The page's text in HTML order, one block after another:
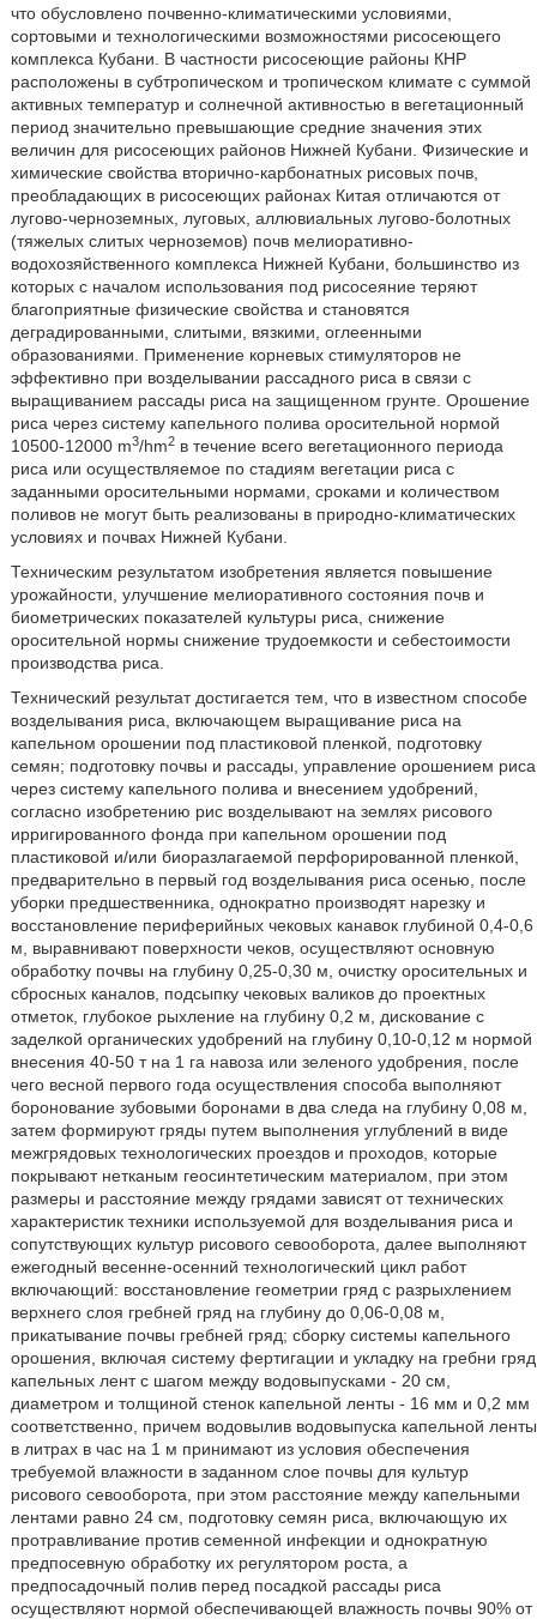
что обусловлено почвенно-климатическими условиями,
сортовыми и технологическими возможностями рисосеющего
комплекса Кубани. В частности рисосеющие районы КНР
расположены в субтропическом и тропическом климате с суммой
активных температур и солнечной активностью в вегетационный
период значительно превышающие средние значения этих
величин для рисосеющих районов Нижней Кубани. Физические и
химические свойства вторично-карбонатных рисовых почв,
преобладающих в рисосеющих районах Китая отличаются от
лугово-черноземных, луговых, аллювиальных лугово-болотных
(тяжелых слитых черноземов) почв мелиоративно-
водохозяйственного комплекса Нижней Кубани, большинство из
которых с началом использования под рисосеяние теряют
благоприятные физические свойства и становятся
деградированными, слитыми, вязкими, оглеенными
образованиями. Применение корневых стимуляторов не
эффективно при возделывании рассадного риса в связи с
выращиванием рассады риса на защищенном грунте. Орошение
риса через систему капельного полива оросительной нормой
10500-12000 m3/hm2в течение всего вегетационного периода
риса или осуществляемое по стадиям вегетации риса с
заданными оросительными нормами, сроками и количеством
поливов не могут быть реализованы в природно-климатических
условиях и почвах Нижней Кубани.
Техническим результатом изобретения является повышение
урожайности, улучшение мелиоративного состояния почв и
биометрических показателей культуры риса, снижение
оросительной нормы снижение трудоемкости и себестоимости
производства риса.
Технический результат достигается тем, что в известном способе
возделывания риса, включающем выращивание риса на
капельном орошении под пластиковой пленкой, подготовку
семян; подготовку почвы и рассады, управление орошением риса
через систему капельного полива и внесением удобрений,
согласно изобретению рис возделывают на землях рисового
ирригированного фонда при капельном орошении под
пластиковой и/или биоразлагаемой перфорированной пленкой,
предварительно в первый год возделывания риса осенью, после
уборки предшественника, однократно производят нарезку и
восстановление периферийных чековых канавок глубиной 0,4-0,6
м, выравнивают поверхности чеков, осуществляют основную
обработку почвы на глубину 0,25-0,30 м, очистку оросительных и
сбросных каналов, подсыпку чековых валиков до проектных
отметок, глубокое рыхление на глубину 0,2 м, дискование с
заделкой органических удобрений на глубину 0,10-0,12 м нормой
внесения 40-50 т на 1 га навоза или зеленого удобрения, после
чего весной первого года осуществления способа выполняют
боронование зубовыми боронами в два следа на глубину 0,08 м,
затем формируют гряды путем выполнения углублений в виде
межгрядовых технологических проездов и проходов, которые
покрывают нетканым геосинтетическим материалом, при этом
размеры и расстояние между грядами зависят от технических
характеристик техники используемой для возделывания риса и
сопутствующих культур рисового севооборота, далее выполняют
ежегодный весенне-осенний технологический цикл работ
включающий: восстановление геометрии гряд с разрыхлением
верхнего слоя гребней гряд на глубину до 0,06-0,08 м,
прикатывание почвы гребней гряд; сборку системы капельного
орошения, включая систему фертигации и укладку на гребни гряд
капельных лент с шагом между водовыпусками - 20 см,
диаметром и толщиной стенок капельной ленты - 16 мм и 0,2 мм
соответственно, причем водовылив водовыпуска капельной ленты
в литрах в час на 1 м принимают из условия обеспечения
требуемой влажности в заданном слое почвы для культур
рисового севооборота, при этом расстояние между капельными
лентами равно 24 см, подготовку семян риса, включающую их
протравливание против семенной инфекции и однократную
предпосевную обработку их регулятором роста, а
предпосадочный полив перед посадкой рассады риса
осуществляют нормой обеспечивающей влажность почвы 90% от